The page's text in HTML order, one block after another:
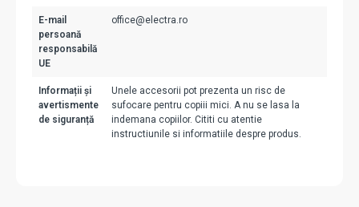
E-mail
persoană
responsabilă
UE
office@electra.ro
Informații și
avertismente
de siguranță
Unele accesorii pot prezenta un risc de
sufocare pentru copiii mici. A nu se lasa la
indemana copiilor. Cititi cu atentie
instructiunile si informatiile despre produs.